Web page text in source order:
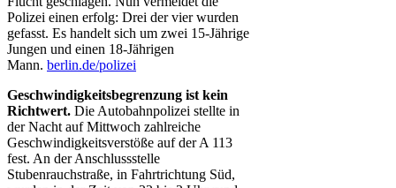
Polizei einen erfolg: Drei der vier wurden
gefasst. Es handelt sich um zwei 15-Jährige
Jungen und einen 18-Jährigen
Mann. berlin.de/polizei
Geschwindigkeitsbegrenzung ist kein
Richtwert. Die Autobahnpolizei stellte in
der Nacht auf Mittwoch zahlreiche
Geschwindigkeitsverstöße auf der A 113
fest. An der Anschlussstelle
Stubenrauchstraße, in Fahrtrichtung Süd,